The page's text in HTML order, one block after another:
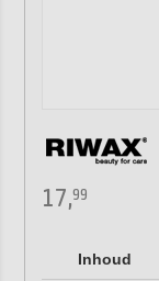
17,99
Inhoud